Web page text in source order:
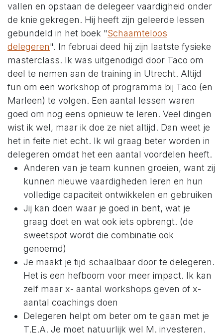
vallen en opstaan de delegeer vaardigheid onder
de knie gekregen. Hij heeft zijn geleerde lessen
gebundeld in het boek "Schaamteloos
delegeren". In februai deed hij zijn laatste fysieke
masterclass. Ik was uitgenodigd door Taco om
deel te nemen aan de training in Utrecht. Altijd
fun om een workshop of programma bij Taco (en
Marleen) te volgen. Een aantal lessen waren
goed om nog eens opnieuw te leren. Veel dingen
wist ik wel, maar ik doe ze niet altijd. Dan weet je
het in feite niet echt. Ik wil graag beter worden in
delegeren omdat het een aantal voordelen heeft.
Anderen van je team kunnen groeien, want zij
kunnen nieuwe vaardigheden leren en hun
volledige capaciteit ontwikkelen en gebruiken
Jij kan doen waar je goed in bent, wat je
graag doet en wat ook iets opbrengt. (de
sweetspot wordt die combinatie ook
genoemd)
Je maakt je tijd schaalbaar door te delegeren.
Het is een hefboom voor meer impact. Ik kan
zelf maar x- aantal workshops geven of x-
aantal coachings doen
Delegeren helpt om beter om te gaan met je
T.E.A. Je moet natuurlijk wel M. investeren.